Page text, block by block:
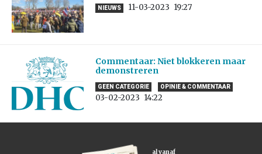
NIEUWS 11-03-2023 19:27
Commentaar: Niet blokkeren maar
demonstreren
GEEN CATEGORIE OPINIE & COMMENTAAR
03-02-2023 14:22
al vanaf